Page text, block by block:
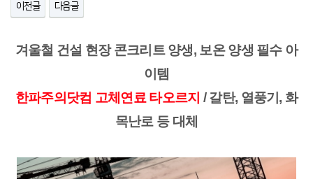
이전글 다음글
겨울철 건설 현장 콘크리트 양생, 보온 양생 필수 아
이템
한파주의닷컴 고체연료 타오르지 / 갈탄, 열풍기, 화
목난로 등 대체